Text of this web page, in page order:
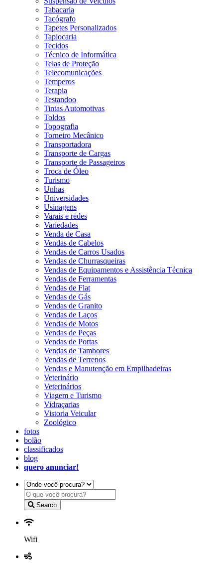
Tabacaria
Tacógrafo
Tapetes Personalizados
Tapiocaria
Tecidos
Técnico de Informática
Telas de Proteção
Telecomunicações
Temperos
Terapia
Testandoo
Tintas Automotivas
Toldos
Topografia
Torneiro Mecânico
Transportadora
Transporte de Cargas
Transporte de Passageiros
Troca de Óleo
Turismo
Unhas
Universidades
Usinagens
Varais e redes
Variedades
Venda de Casa
Vendas de Cabelos
Vendas de Carros Usados
Vendas de Churrasqueiras
Vendas de Equipamentos e Assistência Técnica
Vendas de Ferramentas
Vendas de Flat
Vendas de Gás
Vendas de Granito
Vendas de Laços
Vendas de Motos
Vendas de Peças
Vendas de Portas
Vendas de Tambores
Vendas de Terrenos
Vendas e Manutenção em Empilhadeiras
Veterinário
Veterinários
Viagem e Turismo
Vidraçarias
Vistoria Veicular
Zoológico
fotos
bolão
classificados
blog
quero anunciar!
Search
Wifi